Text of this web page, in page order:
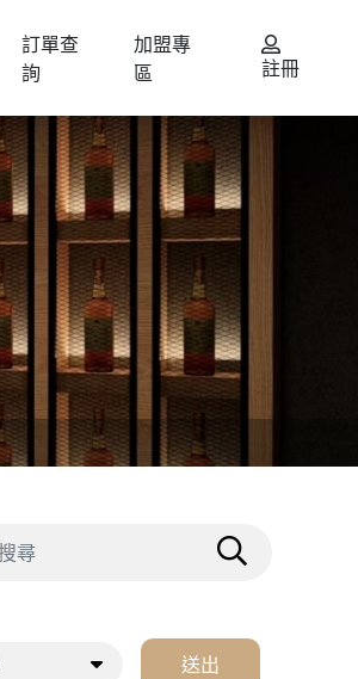
訂單查
詢
加盟專
區
註冊
送出